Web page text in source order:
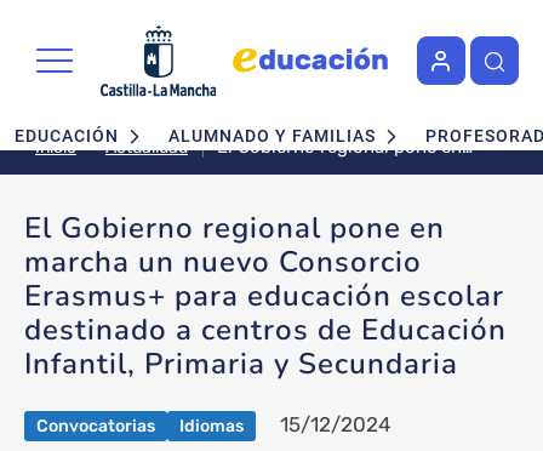
Navegación principal
EDUCACIÓN ALUMNADO Y FAMILIAS
Inicio Actualidad
El Gobierno regional pone en
marcha un nuevo Consorcio
escolar destinado a centros de
Educación Infantil, Primaria y
Secundaria
El Gobierno regional pone en
marcha un nuevo Consorcio
Erasmus+ para educación escolar
destinado a centros de Educación
Infantil, Primaria y Secundaria
Convocatorias Idiomas 15/12/2024